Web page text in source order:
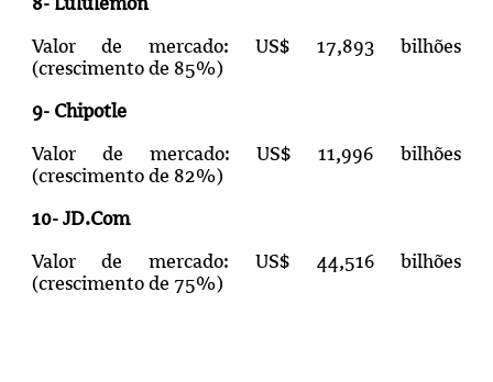
Valor de mercado: US$ 17,893 bilhões
(crescimento de 85%)
9- Chipotle
Valor de mercado: US$ 11,996 bilhões
(crescimento de 82%)
10- JD.Com
Valor de mercado: US$ 44,516 bilhões
(crescimento de 75%)